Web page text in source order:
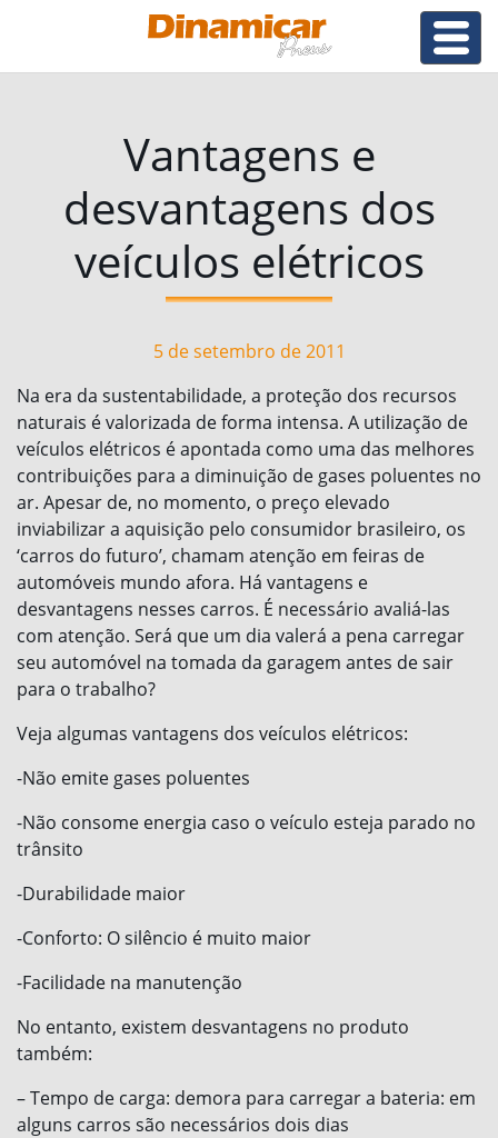
Vantagens e
desvantagens dos
veículos elétricos
5 de setembro de 2011
Na era da sustentabilidade, a proteção dos recursos
naturais é valorizada de forma intensa. A utilização de
veículos elétricos é apontada como uma das melhores
contribuições para a diminuição de gases poluentes no
ar. Apesar de, no momento, o preço elevado
inviabilizar a aquisição pelo consumidor brasileiro, os
‘carros do futuro’, chamam atenção em feiras de
automóveis mundo afora. Há vantagens e
desvantagens nesses carros. É necessário avaliá-las
com atenção. Será que um dia valerá a pena carregar
seu automóvel na tomada da garagem antes de sair
para o trabalho?
Veja algumas vantagens dos veículos elétricos:
-Não emite gases poluentes
-Não consome energia caso o veículo esteja parado no
trânsito
-Durabilidade maior
-Conforto: O silêncio é muito maior
-Facilidade na manutenção
No entanto, existem desvantagens no produto
também:
– Tempo de carga: demora para carregar a bateria: em
alguns carros são necessários dois dias